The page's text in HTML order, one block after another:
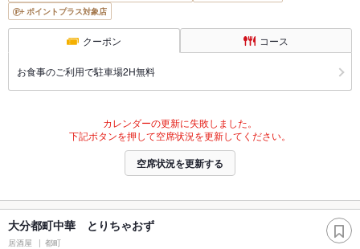
ポイントプラス対象店
クーポン コース
お食事のご利用で駐車場2H無料
カレンダーの更新に失敗しました。
下記ボタンを押して空席状況を更新してください。
空席状況を更新する
大分都町中華 とりちゃおず
居酒屋 都町